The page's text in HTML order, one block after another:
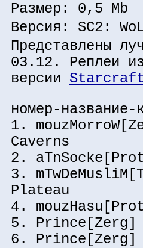
Размер: 0,5 Mb
Версия: SC2:
Представлены
03.12. Реплеи
версии
номер-название-
1.
Caverns
2.
3.
Plateau
4.
5.
6.